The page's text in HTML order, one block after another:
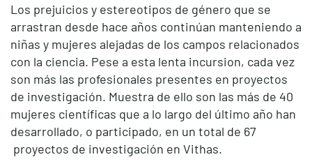
Los prejuicios y estereotipos de género que se
arrastran desde hace años continúan manteniendo a
niñas y mujeres alejadas de los campos relacionados
con la ciencia. Pese a esta lenta incursion, cada vez
son más las profesionales presentes en proyectos
de investigación. Muestra de ello son las más de 40
mujeres científicas que a lo largo del último año han
desarrollado, o participado, en un total de 67
proyectos de investigación en Vithas.